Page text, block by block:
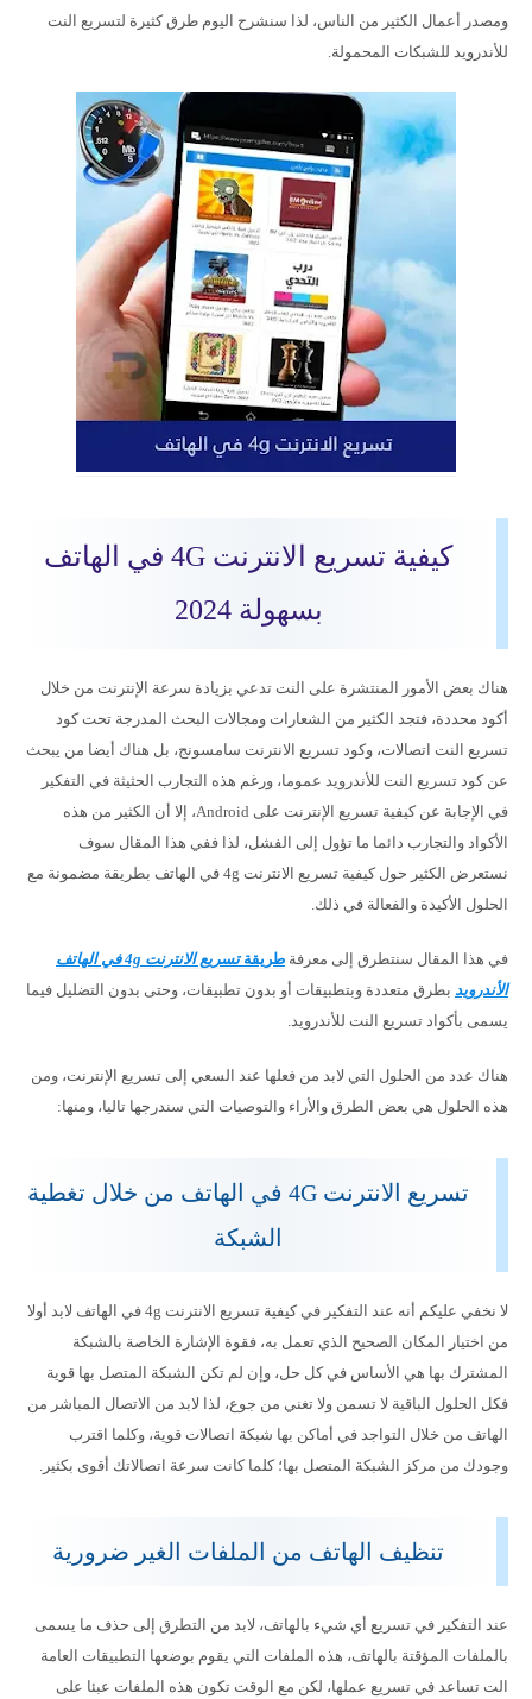
ومصدر أعمال الكثير من الناس، لذا سنشرح اليوم طرق كثيرة لتسريع النت
للأندرويد للشبكات المحمولة.
كيفية تسريع الانترنت 4G في الهاتف
بسهولة 2024
هناك بعض الأمور المنتشرة على النت تدعي بزيادة سرعة الإنترنت من خلال
أكود محددة، فتجد الكثير من الشعارات ومجالات البحث المدرجة تحت كود
تسريع النت اتصالات، وكود تسريع الانترنت سامسونج، بل هناك أيضا من يبحث
عن كود تسريع النت للأندرويد عموما، ورغم هذه التجارب الحثيثة في التفكير
في الإجابة عن كيفية تسريع الإنترنت على Android، إلا أن الكثير من هذه
الأكواد والتجارب دائما ما تؤول إلى الفشل، لذا ففي هذا المقال سوف
نستعرض الكثير حول كيفية تسريع الانترنت 4g في الهاتف بطريقة مضمونة مع
الحلول الأكيدة والفعالة في ذلك.
في هذا المقال سنتطرق إلى معرفة طريقة
تسريع الانترنت 4g في الهاتف
الأندرويد بطرق متعددة وبتطبيقات أو بدون تطبيقات، وحتى بدون التضليل فيما
يسمى بأكواد تسريع النت للأندرويد.
هناك عدد من الحلول التي لابد من فعلها عند السعي إلى تسريع الإنترنت، ومن
هذه الحلول هي بعض الطرق والأراء والتوصيات التي سندرجها تاليا، ومنها:
تسريع الانترنت 4G في الهاتف من خلال تغطية
الشبكة
لا نخفي عليكم أنه عند التفكير في كيفية تسريع الانترنت 4g في الهاتف لابد أولا
من اختيار المكان الصحيح الذي تعمل به، فقوة الإشارة الخاصة بالشبكة
المشترك بها هي الأساس في كل حل، وإن لم تكن الشبكة المتصل بها قوية
فكل الحلول الباقية لا تسمن ولا تغني من جوع، لذا لابد من الاتصال المباشر من
الهاتف من خلال التواجد في أماكن بها شبكة اتصالات قوية، وكلما اقترب
وجودك من مركز الشبكة المتصل بها؛ كلما كانت سرعة اتصالاتك أقوى بكثير.
تنظيف الهاتف من الملفات الغير ضرورية
عند التفكير في تسريع أي شيء بالهاتف، لابد من التطرق إلى حذف ما يسمى
بالملفات المؤقتة بالهاتف، هذه الملفات التي يقوم بوضعها التطبيقات العامة
الت تساعد في تسريع عملها، لكن مع الوقت تكون هذه الملفات عبئا على